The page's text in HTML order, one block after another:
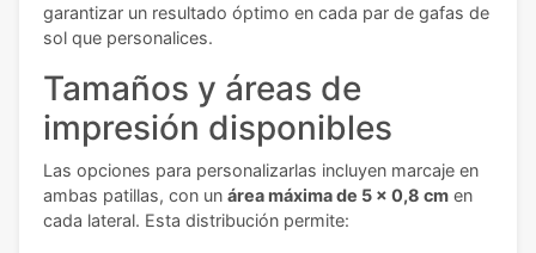
garantizar un resultado óptimo en cada par de gafas de
sol que personalices.
Tamaños y áreas de
impresión disponibles
Las opciones para personalizarlas incluyen marcaje en
ambas patillas, con un área máxima de 5 x 0,8 cm en
cada lateral. Esta distribución permite: